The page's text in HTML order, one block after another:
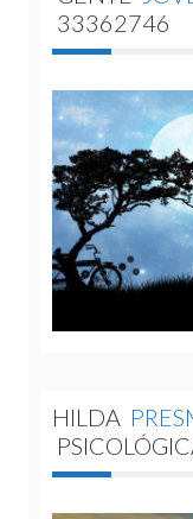
33362746
HILDA